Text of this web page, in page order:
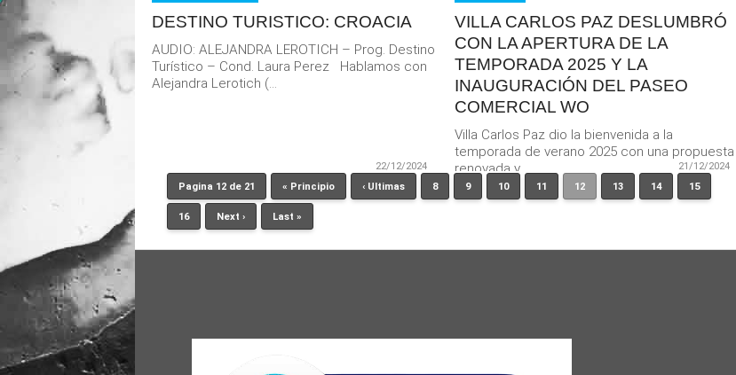
DESTINO TURISTICO: CROACIA
AUDIO: ALEJANDRA LEROTICH – Prog. Destino
Turístico – Cond. Laura Perez Hablamos con
Alejandra Lerotich (...
22/12/2024
VILLA CARLOS PAZ DESLUMBRÓ
CON LA APERTURA DE LA
TEMPORADA 2025 Y LA
INAUGURACIÓN DEL PASEO
COMERCIAL WO
Villa Carlos Paz dio la bienvenida a la
temporada de verano 2025 con una propuesta
renovada y...
21/12/2024
Pagina 12 de 21
« Principio ‹ Ultimas 8 9 10 11 12 13 14 15
16 Next › Last »